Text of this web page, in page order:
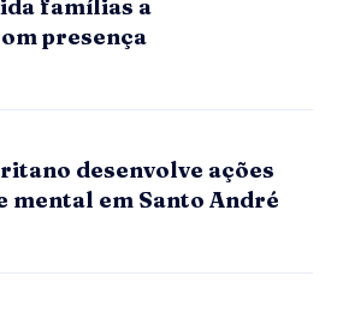
famílias a
presença
desenvolve ações
mental em Santo André